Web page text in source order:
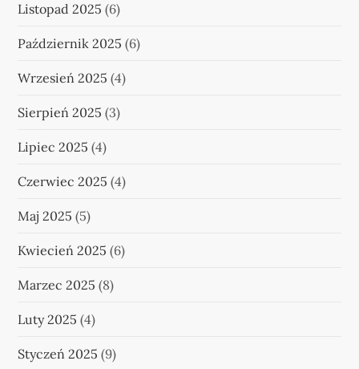
Listopad 2025 (6)
Październik 2025 (6)
Wrzesień 2025 (4)
Sierpień 2025 (3)
Lipiec 2025 (4)
Czerwiec 2025 (4)
Maj 2025 (5)
Kwiecień 2025 (6)
Marzec 2025 (8)
Luty 2025 (4)
Styczeń 2025 (9)